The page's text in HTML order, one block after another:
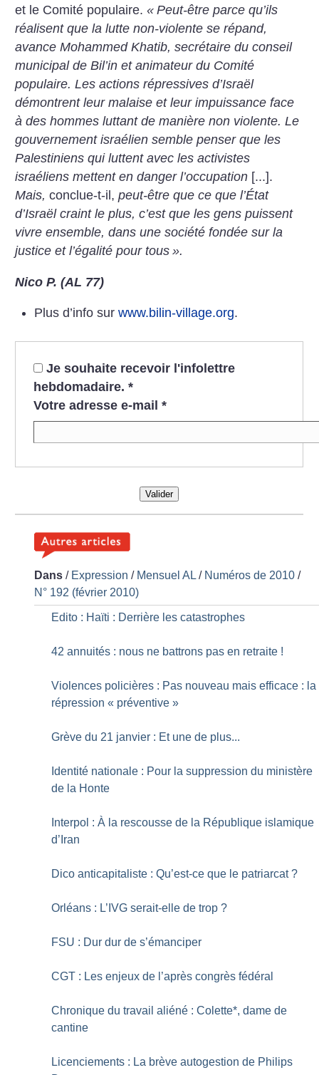
et le Comité populaire.« Peut-être parce qu’ils
réalisent que la lutte non-violente se répand,
avance Mohammed Khatib, secrétaire du conseil
municipal de Bil’in et animateur du Comité
populaire. Les actions répressives d’Israël
démontrent leur malaise et leur impuissance face
à des hommes luttant de manière non violente. Le
gouvernement israélien semble penser que les
Palestiniens qui luttent avec les activistes
israéliens mettent en danger l’occupation [...].
Mais, conclue-t-il,peut-être que ce que l’État
d’Israël craintle plus, c’est que les gens puissent
vivre ensemble, dans une société fondée sur la
justice et l’égalité pour tous ».
Nico P. (AL 77)
Plus d’info sur www.bilin-village.org.
Je souhaite recevoir l'infolettre
hebdomadaire. *
Votre adresse e-mail *
Valider
Dans / Expression / Mensuel AL / Numéros de 2010 /
N° 192 (février 2010)
Edito : Haïti : Derrière les catastrophes
42 annuités : nous ne battrons pas en retraite !
Violences policières : Pas nouveau mais efficace : la
répression « préventive »
Grève du 21 janvier : Et une de plus...
Identité nationale : Pour la suppression du ministère
de la Honte
Interpol : À la rescousse de la République islamique
d’Iran
Dico anticapitaliste : Qu’est-ce que le patriarcat ?
Orléans : L’IVG serait-elle de trop ?
FSU : Dur dur de s’émanciper
CGT : Les enjeux de l’après congrès fédéral
Chronique du travail aliéné : Colette*, dame de
cantine
Licenciements : La brève autogestion de Philips